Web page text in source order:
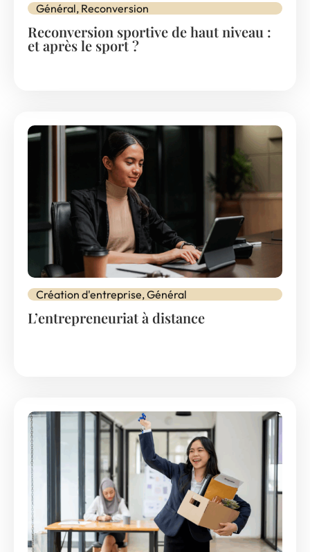
Général, Reconversion
Reconversion sportive de haut niveau :
et après le sport ?
Création d'entreprise,Général
L’entrepreneuriat à distance